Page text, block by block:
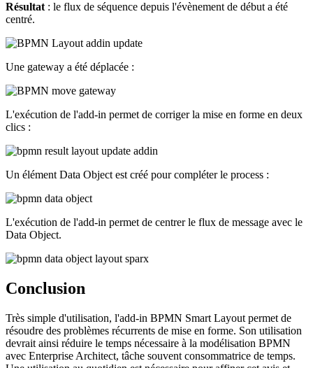
Résultat : le flux de séquence depuis l'évènement de début a été
centré.
Une gateway a été déplacée :
L'exécution de l'add-in permet de corriger la mise en forme en deux
clics :
Un élément Data Object est créé pour compléter le process :
L'exécution de l'add-in permet de centrer le flux de message avec le
Data Object.
Conclusion
Très simple d'utilisation, l'add-in BPMN Smart Layout permet de
résoudre des problèmes récurrents de mise en forme. Son utilisation
devrait ainsi réduire le temps nécessaire à la modélisation BPMN
avec Enterprise Architect, tâche souvent consommatrice de temps.